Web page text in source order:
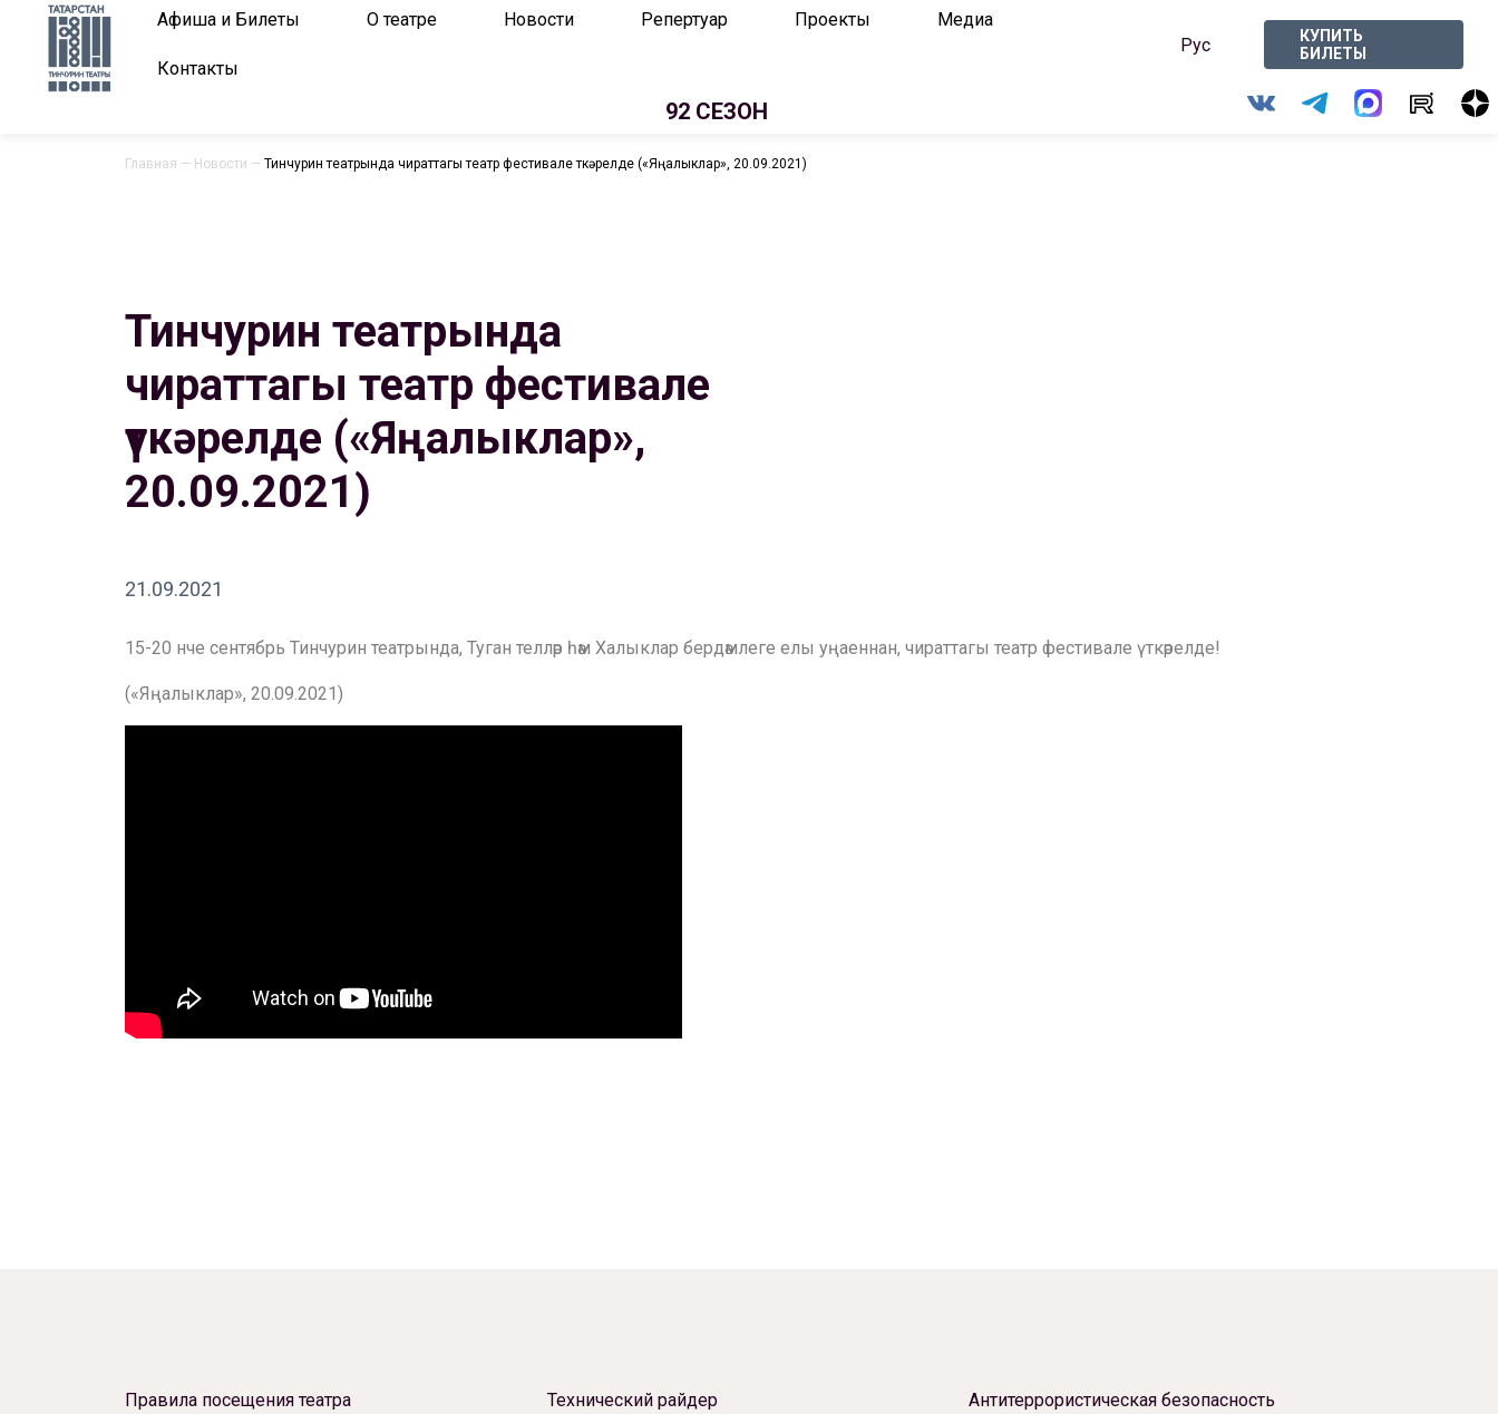
Афиша и Билеты О театре Новости Репертуар Проекты Медиа
Контакты
Рус
КУПИТЬ
БИЛЕТЫ
92 СЕЗОН
Главная — Новости — Тинчурин театрында чираттагы театр фестивале үткәрелде («Яңалыклар», 20.09.2021)
Тинчурин театрында
чираттагы театр фестивале
үткәрелде («Яңалыклар»,
20.09.2021)
21.09.2021
15-20 нче сентябрь Тинчурин театрында, Туган телләр һәм Халыклар бердәмлеге елы уңаеннан, чираттагы театр фестивале үткәрелде!
(«Яңалыклар», 20.09.2021)
Правила посещения театра
Технический райдер
Антитеррористическая безопасность